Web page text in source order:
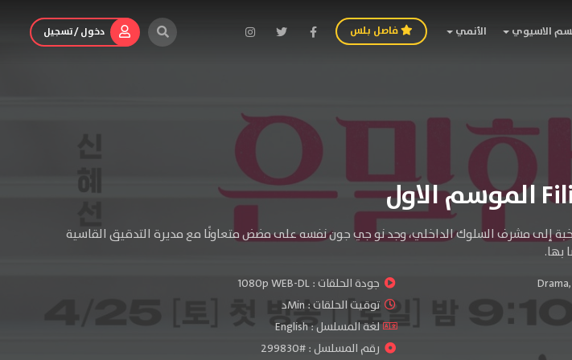
الاسيوي الأنمي فاصل بلس دخول / تسجيل
إلى مشرف السلوك الداخلي، وجد نو جي جون نفسه على مضض متعاونًا مع مديرة التدقيق القاسية
بها.
Drama, جودة الحلقات :1080p WEB-DL
توقيت الحلقات : Minد
لغة المسلسل : English
رقم المسلسل : #299830